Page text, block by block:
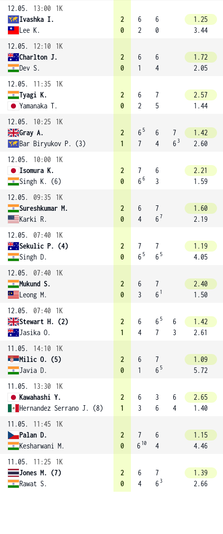
12.05.
13:00
1K
Ivashka I.
Lee K.
2
0
6
2
6
0
1.25
3.44
12.05.
12:10
1K
Charlton J.
Dev S.
2
0
6
1
6
4
1.72
2.05
12.05.
11:35
1K
Tyagi K.
Yamanaka T.
2
0
6
2
7
5
2.57
1.44
12.05.
10:25
1K
Gray A.
Bar Biryukov P. (3)
2
1
6 5
7
6
4
7
6 3
1.42
2.60
12.05.
10:00
1K
Isomura K.
Singh K. (6)
2
0
7
66
6
3
2.21
1.59
12.05.
09:35
1K
Sureshkumar M.
Karki R.
2
0
6
4
7
67
1.60
2.19
12.05.
07:40
1K
Sekulic P. (4)
Singh D.
2
0
7
6 5
7
6 5
1.19
4.05
12.05.
07:40
1K
Mukund S.
Leong M.
2
0
6
3
7
6 1
2.40
1.50
12.05.
07:40
1K
Stewart H. (2)
Jasika O.
2
1
6
4
6 5
7
6
3
1.42
2.61
11.05.
14:10
1K
Milic O. (5)
Javia D.
2
0
6
1
7
6 5
1.09
5.72
11.05.
13:30
1K
Kawahashi Y.
Hernandez Serrano J. (8)
2
1
6
3
3
6
6
4
2.65
1.40
11.05.
11:45
1K
Palan D.
Kesharwani M.
2
0
7
6 10
6
4
1.15
4.46
11.05.
11:25
1K
Jones M. (7)
Rawat S.
2
0
6
4
7
6 3
1.39
2.66